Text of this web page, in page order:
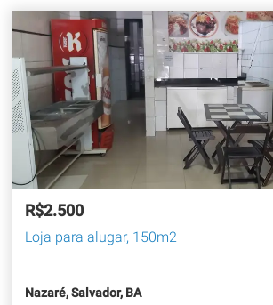
R$2.500
Loja para alugar, 150m2
Nazaré, Salvador, BA